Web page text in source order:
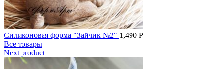
Силиконовая форма "Зайчик №2" 1,490 Р
Все товары
Next product